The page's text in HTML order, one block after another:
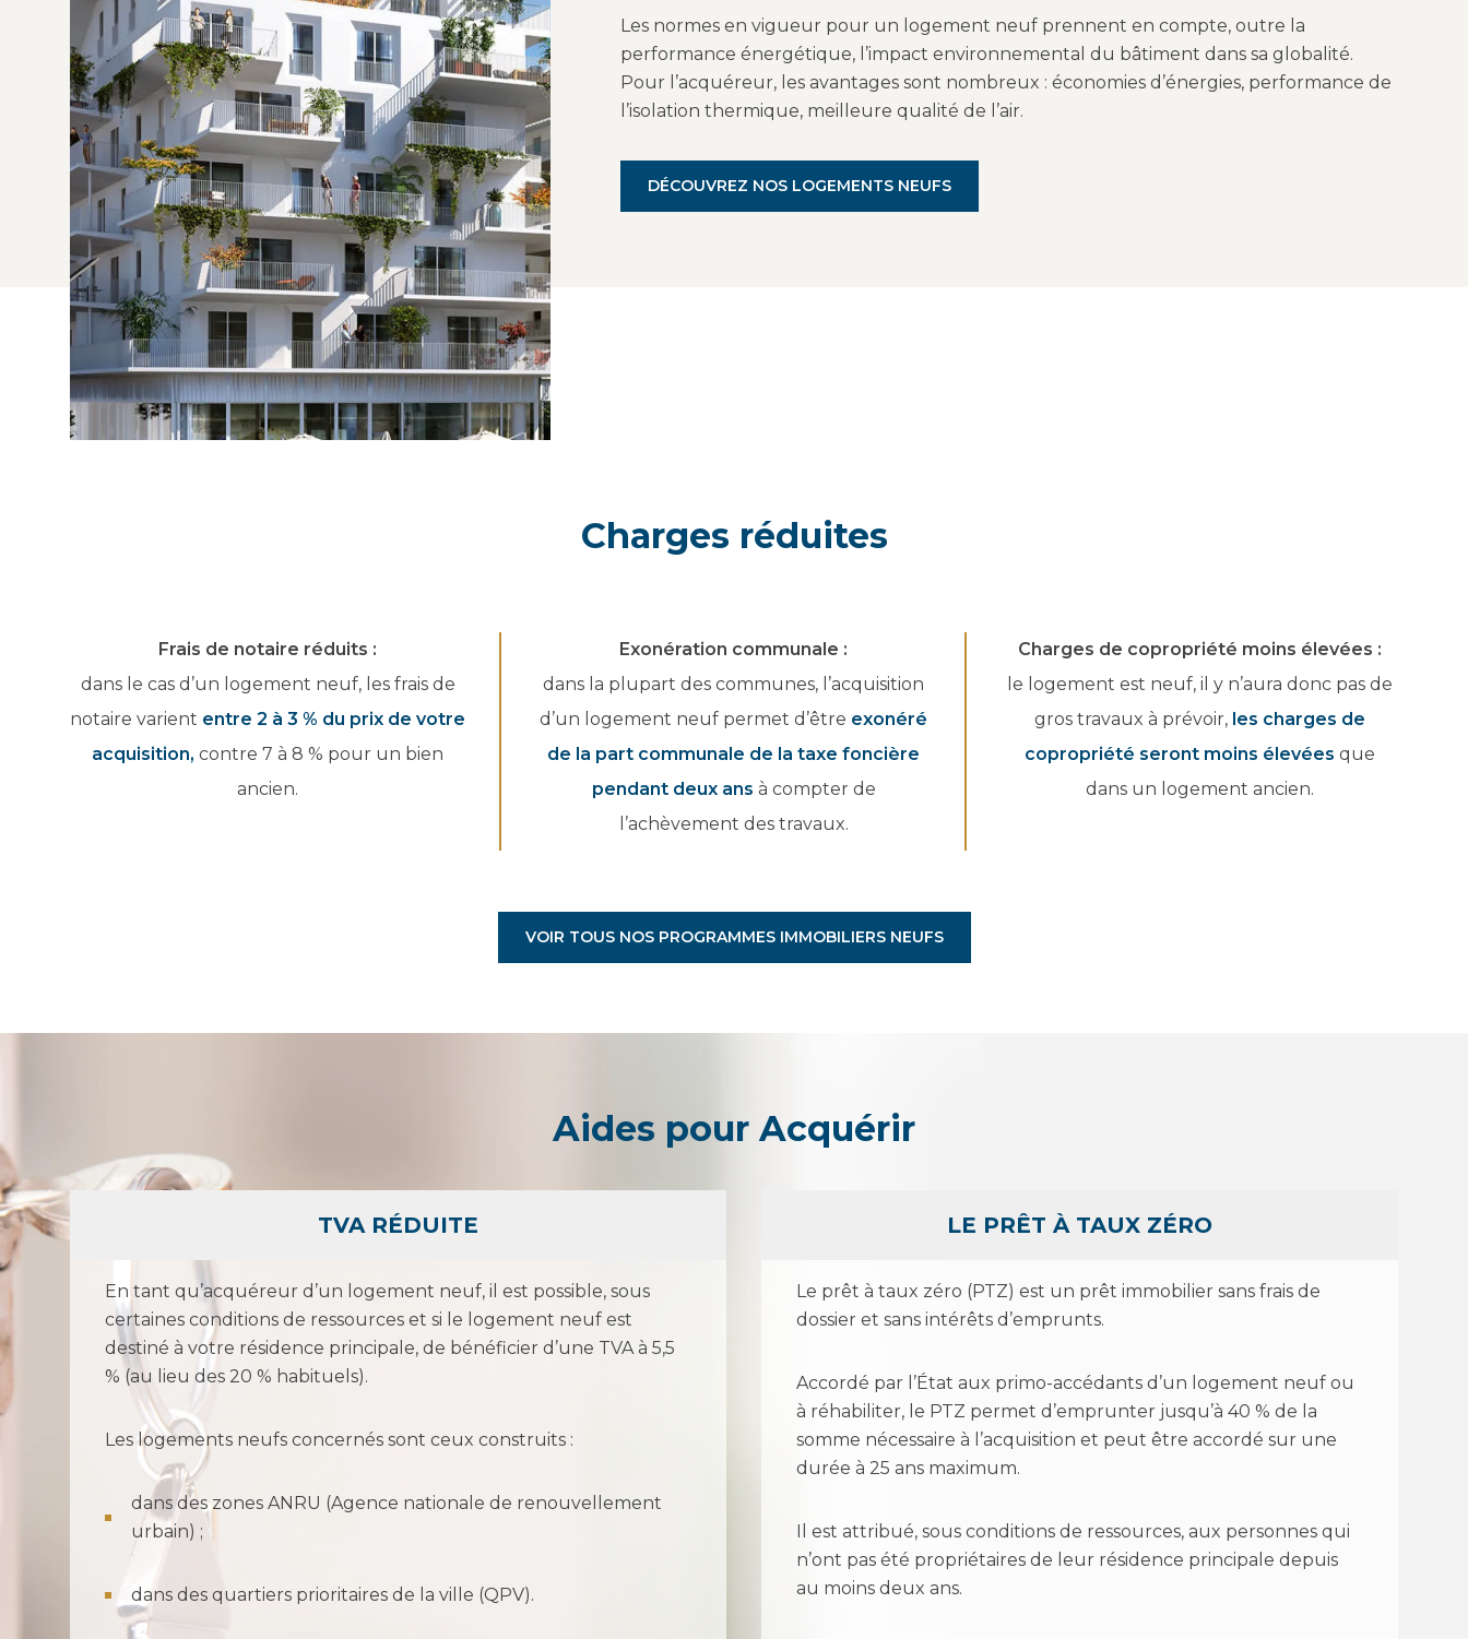
Les normes en vigueur pour un logement neuf prennent en compte, outre la
performance énergétique, l’impact environnemental du bâtiment dans sa globalité.
Pour l’acquéreur, les avantages sont nombreux : économies d’énergies, performance de
l’isolation thermique, meilleure qualité de l’air.
DÉCOUVREZ NOS LOGEMENTS NEUFS
Charges réduites
Frais de notaire réduits :
dans le cas d’un logement neuf, les frais de
notaire varient entre 2 à 3% du prix de votre
acquisition, contre 7 à 8 % pour un bien
ancien.
Exonération communale :
dans la plupart des communes, l’acquisition
d’un logement neuf permet d’être exonéré
de la part communale de la taxe foncière
pendant deux ans à compter de
l’achèvement des travaux.
Charges de copropriété moins élevées :
le logement est neuf, il y n’auradonc pas de
gros travaux à prévoir, les charges de
copropriété seront moins élevées que
dans un logement ancien.
VOIR TOUS NOS PROGRAMMES IMMOBILIERS NEUFS
Aides pour Acquérir
TVA RÉDUITE
En tant qu’acquéreur d’un logement neuf, il est possible, sous
certaines conditions de ressources et si le logement neuf est
destiné à votre résidence principale, de bénéficier d’une TVA à 5,5
% (au lieu des 20 % habituels).
Les logements neufs concernés sont ceux construits :
dans des zones ANRU (Agence nationale de renouvellement
urbain) ;
dans des quartiers prioritaires de la ville (QPV).
LE PRÊT À TAUX ZÉRO
Le prêt à taux zéro (PTZ) est un prêt immobilier sans frais de
dossier et sans intérêts d’emprunts.
Accordé par l’État aux primo-accédants d’un logement neuf ou
à réhabiliter, le PTZ permet d’emprunter jusqu’à 40 % de la
somme nécessaire à l’acquisition et peut être accordé sur une
durée à 25 ans maximum.
Il est attribué, sous conditions de ressources, aux personnes qui
n’ont pas été propriétaires de leur résidence principale depuis
au moins deux ans.